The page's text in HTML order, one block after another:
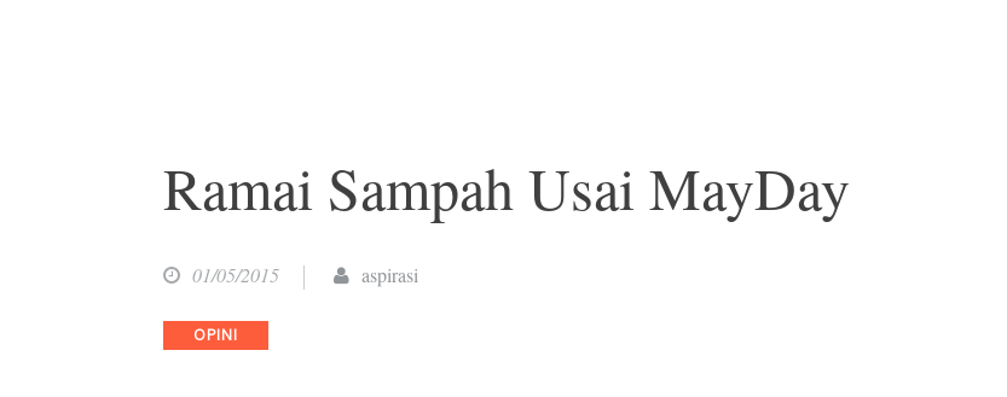
Ramai Sampah Usai MayDay
01/05/2015 aspirasi
Categories
OPINI